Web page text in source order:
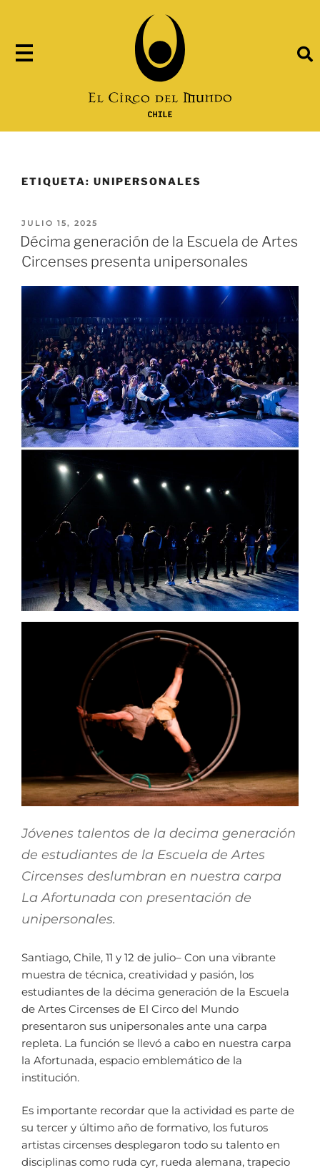
ETIQUETA: UNIPERSONALES
JULIO 15, 2025
Décima generación de la Escuela de Artes
Circenses presenta unipersonales
Jóvenes talentos de la decima generación
de estudiantes de la Escuela de Artes
Circenses deslumbran en nuestra carpa
La Afortunada con presentación de
unipersonales.
Santiago, Chile, 11 y 12 de julio– Con una vibrante
muestra de técnica, creatividad y pasión, los
estudiantes de la décima generación de la Escuela
de Artes Circenses de El Circo del Mundo
presentaron sus unipersonales ante una carpa
repleta. La función se llevó a cabo en nuestra carpa
la Afortunada, espacio emblemático de la
institución.
Es importante recordar que la actividad es parte de
su tercer y último año de formativo, los futuros
artistas circenses desplegaron todo su talento en
disciplinas como ruda cyr, rueda alemana, trapecio